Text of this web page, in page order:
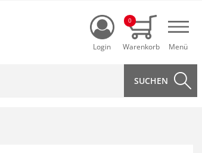
Login
0